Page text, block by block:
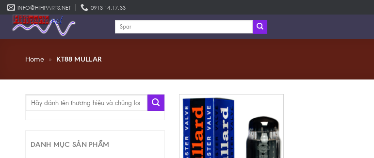
Skip
to
content
INFO@HIFIPARTS.NET 0913 14.17.33
Tìm
kiếm:
Home » KT88 MULLAR
Tìm
DANH MỤC SẢN PHẨM